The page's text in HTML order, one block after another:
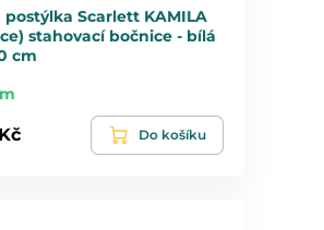
postýlka Scarlett KAMILA
stahovací bočnice - bílá
cm
Do košíku